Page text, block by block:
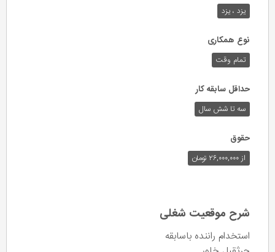
یزد ، یزد
نوع همکاری
تمام وقت
حداقل سابقه کار
سه تا شش سال
حقوق
از ۲۶,۰۰۰,۰۰۰ تومان
شرح موقعیت شغلی
استخدام راننده باسابقه